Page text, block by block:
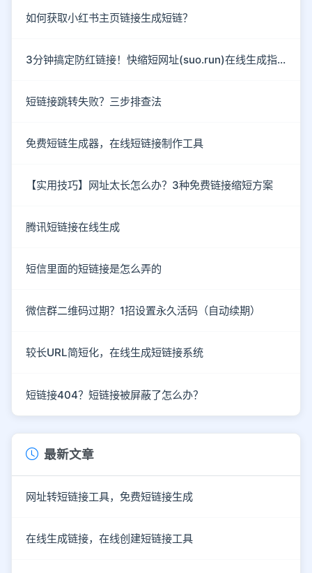
如何获取小红书主页链接生成短链？
3分钟搞定防红链接！快缩短网址(suo.run)在线生成指南
短链接跳转失败？三步排查法
免费短链生成器，在线短链接制作工具
【实用技巧】网址太长怎么办？3种免费链接缩短方案
腾讯短链接在线生成
短信里面的短链接是怎么弄的
微信群二维码过期？1招设置永久活码（自动续期）
较长URL简短化，在线生成短链接系统
短链接404？短链接被屏蔽了怎么办？
最新文章
网址转短链接工具，免费短链接生成
在线生成链接，在线创建短链接工具